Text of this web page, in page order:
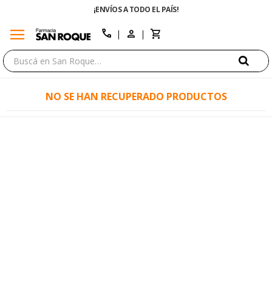
¡ENVÍOS A TODO EL PAÍS!
menu call
NO SE HAN RECUPERADO PRODUCTOS
close